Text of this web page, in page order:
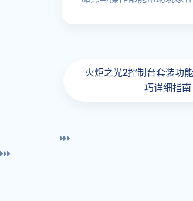
火炬之光2控制台套装功
巧详细指南